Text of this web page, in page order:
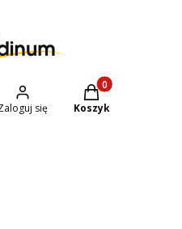
się
Produkty w
Koszyk